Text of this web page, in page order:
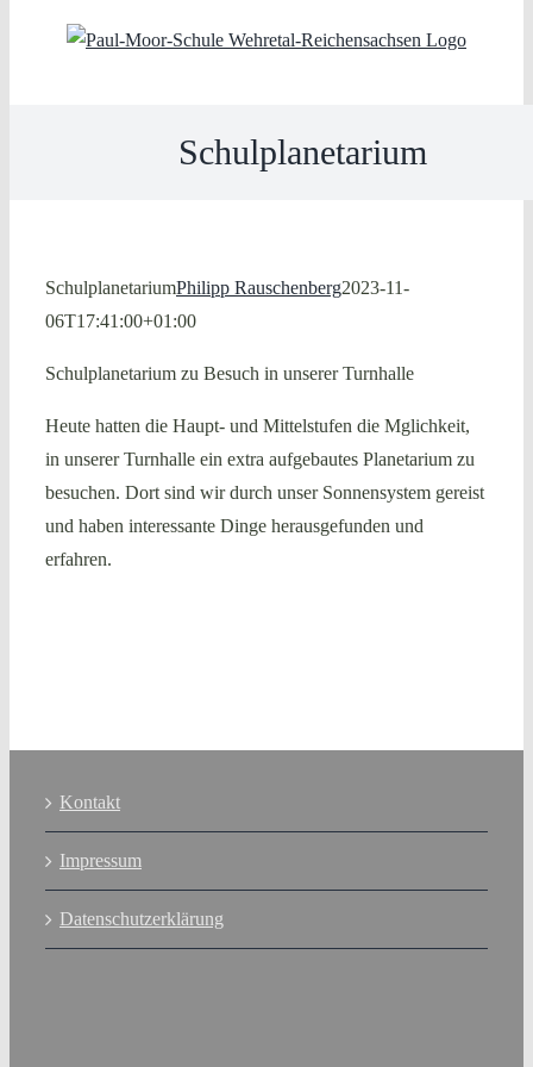
Schulplanetarium
SchulplanetariumPhilipp Rauschenberg2023-11-
06T17:41:00+01:00
Schulplanetarium zu Besuch in unserer Turnhalle
Heute hatten die Haupt- und Mittelstufen die Mglichkeit,
in unserer Turnhalle ein extra aufgebautes Planetarium zu
besuchen. Dort sind wir durch unser Sonnensystem gereist
und haben interessante Dinge herausgefunden und
erfahren.
Kontakt
Impressum
Datenschutzerklärung